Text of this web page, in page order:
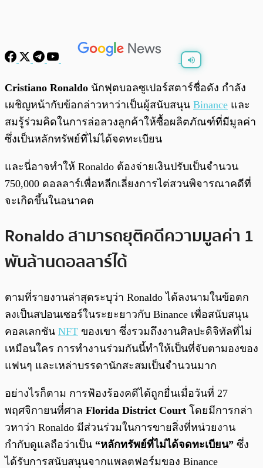
0:00/ 0:00
Cristiano Ronaldo นักฟุตบอลซูเปอร์สตาร์ชื่อดัง กำลัง
เผชิญหน้ากับข้อกล่าวหาว่าเป็นผู้สนับสนุน Binance และ
สมรู้ร่วมคิดในการล่อลวงลูกค้าให้ซื้อผลิตภัณฑ์ที่มีมูลค่า
ซึ่งเป็นหลักทรัพย์ที่ไม่ได้จดทะเบียน
และนี่อาจทำให้ Ronaldo ต้องจ่ายเงินปรับเป็นจำนวน
750,000 ดอลลาร์เพื่อหลีกเลี่ยงการไต่สวนพิจารณาคดีที่
จะเกิดขึ้นในอนาคต
Ronaldo สามารถยุติคดีความมูลค่า 1
พันล้านดอลลาร์ได้
ตามที่รายงานล่าสุดระบุว่า Ronaldo ได้ลงนามในข้อตก
ลงเป็นสปอนเซอร์ในระยะยาวกับ Binance เพื่อสนับสนุน
คอลเลกชัน NFT ของเขา ซึ่งรวมถึงงานศิลปะดิจิทัลที่ไม่
เหมือนใคร การทำงานร่วมกันนี้ทำให้เป็นที่จับตามองของ
แฟนๆ และเหล่าบรรดานักสะสมเป็นจำนวนมาก
อย่างไรก็ตาม การฟ้องร้องคดีได้ถูกยื่นเมื่อวันที่ 27
พฤศจิกายนที่ศาล Florida District Court โดยมีการกล่า
วหาว่า Ronaldo มีส่วนร่วมในการขายสิ่งที่หน่วยงาน
กำกับดูแลถือว่าเป็น “หลักทรัพย์ที่ไม่ได้จดทะเบียน” ซึ่ง
ได้รับการสนับสนุนจากแพลตฟอร์มของ Binance